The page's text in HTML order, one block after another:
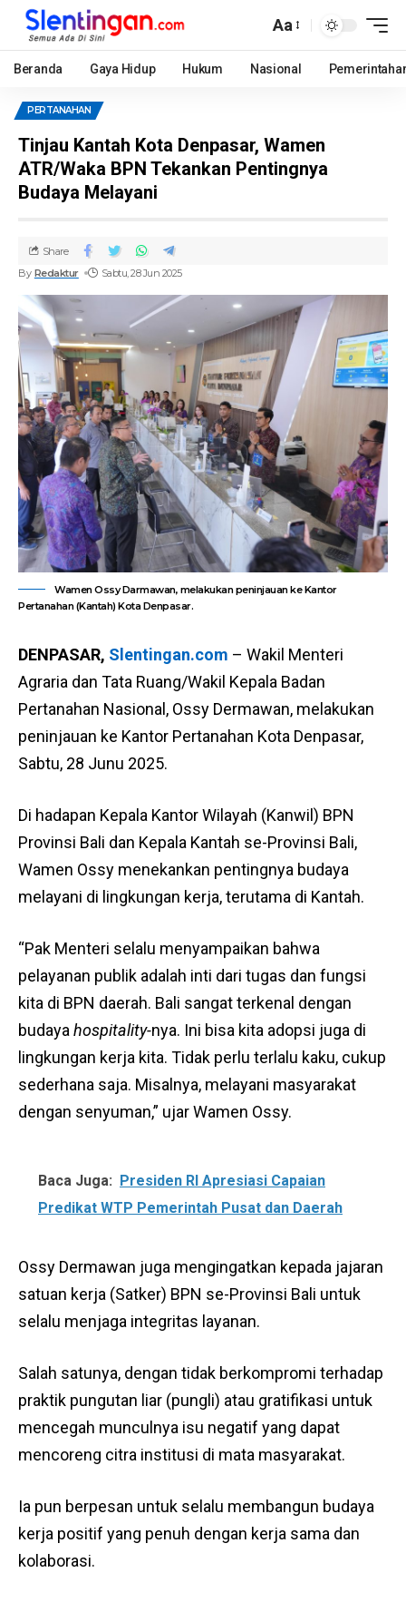
Aa
Beranda Gaya Hidup Hukum Nasional
PERTANAHAN
Tinjau Kantah Kota Denpasar, Wamen
ATR/Waka BPN Tekankan Pentingnya
Budaya Melayani
By Redaktur Sabtu, 28 Jun 2025
Share
Wamen Ossy Darmawan, melakukan peninjauan ke Kantor
Pertanahan (Kantah) Kota Denpasar.
DENPASAR, Slentingan.com – Wakil Menteri
Agraria dan Tata Ruang/Wakil Kepala Badan
Pertanahan Nasional, Ossy Dermawan, melakukan
peninjauan ke Kantor Pertanahan Kota Denpasar,
Sabtu, 28 Junu 2025.
Di hadapan Kepala Kantor Wilayah (Kanwil) BPN
Provinsi Bali dan Kepala Kantah se-Provinsi Bali,
Wamen Ossy menekankan pentingnya budaya
melayani di lingkungan kerja, terutama di Kantah.
“Pak Menteri selalu menyampaikan bahwa
pelayanan publik adalah inti dari tugas dan fungsi
kita di BPN daerah. Bali sangat terkenal dengan
budaya hospitality-nya. Ini bisa kita adopsi juga di
lingkungan kerja kita. Tidak perlu terlalu kaku, cukup
sederhana saja. Misalnya, melayani masyarakat
dengan senyuman,” ujar Wamen Ossy.
Baca Juga: Presiden RI Apresiasi Capaian
Predikat WTP Pemerintah Pusat dan Daerah
Ossy Dermawan juga mengingatkan kepada jajaran
satuan kerja (Satker) BPN se-Provinsi Bali untuk
selalu menjaga integritas layanan.
Salah satunya, dengan tidak berkompromi terhadap
praktik pungutan liar (pungli) atau gratifikasi untuk
mencegah munculnya isu negatif yang dapat
mencoreng citra institusi di mata masyarakat.
Ia pun berpesan untuk selalu membangun budaya
kerja positif yang penuh dengan kerja sama dan
kolaborasi.